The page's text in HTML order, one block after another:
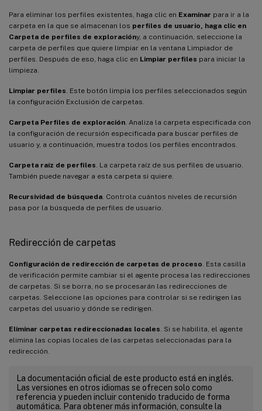
Para eliminar los perfiles existentes, haga clic en Examinar para ir a la
carpeta en la que se almacenan los perfiles de usuario, haga clic en
Carpeta de perfiles de exploracióny, a continuación, seleccione la
carpeta de perfiles que quiere limpiar en la ventana Limpiador de
perfiles. Después de eso, haga clic en Limpiar perfiles para iniciar la
limpieza.
Limpiar perfiles . Este botón limpia los perfiles seleccionados según
la configuración Exclusión de carpetas.
Carpeta Perfiles de exploración . Analiza la carpeta especificada con
la configuración de recursión especificada para buscar perfiles de
usuario y, a continuación, muestra todos los perfiles encontrados.
Carpeta raíz de perfiles . La carpeta raíz de sus perfiles de usuario.
También puede navegar a esta carpeta si quiere.
Recursividad de búsqueda . Controla cuántos niveles de recursión
pasa por la búsqueda de perfiles de usuario.
Redirección de carpetas
Configuración de redirección de carpetas de proceso . Esta casilla
de verificación permite cambiar si el agente procesa las redirecciones
de carpetas. Si se borra, no se procesarán las redirecciones de
carpetas. Seleccione las opciones para controlar si se redirigen las
carpetas del usuario y dónde se redirigen.
Eliminar carpetas redireccionadas locales . Si se habilita, el agente
elimina las copias locales de las carpetas seleccionadas para la
redirección.
La documentación oficial de este producto está en inglés.
Las versiones en otros idiomas se ofrecen solo como
referencia y pueden incluir contenido traducido de forma
automática. Para obtener más información, consulte la